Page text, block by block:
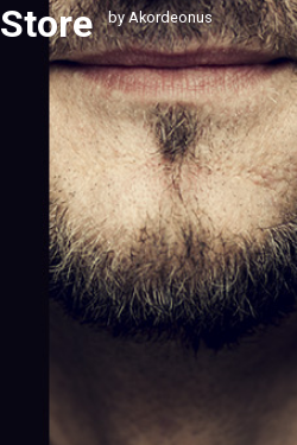
Store by Akordeonus